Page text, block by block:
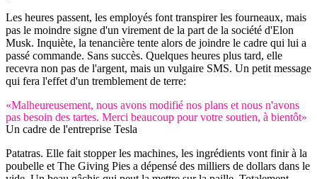
Les heures passent, les employés font transpirer les fourneaux, mais
pas le moindre signe d'un virement de la part de la société d'Elon
Musk. Inquiète, la tenancière tente alors de joindre le cadre qui lui a
passé commande. Sans succès. Quelques heures plus tard, elle
recevra non pas de l'argent, mais un vulgaire SMS. Un petit message
qui fera l'effet d'un tremblement de terre:
«Malheureusement, nous avons modifié nos plans et nous n'avons
pas besoin des tartes. Merci beaucoup pour votre soutien, à bientôt»
Un cadre de l'entreprise Tesla
Patatras. Elle fait stopper les machines, les ingrédients vont finir à la
poubelle et The Giving Pies a dépensé des milliers de dollars dans le